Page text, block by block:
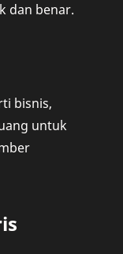
dan benar.
bisnis,
untuk